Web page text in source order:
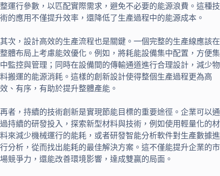
整運行參數，以匹配實際需求，避免不必要的能源浪費。這種技
術的應用不僅提升效率，還降低了生產過程中的能源成本。
其次，設計高效的生產流程也是關鍵。一個完整的生產線應該在
整體布局上考慮能效優化。例如，將耗能設備集中配置，方便集
中監控與管理；同時在設備間的傳輸通道進行合理設計，減少物
料搬運的能源消耗。這樣的創新設計使得整個生產過程更為高
效、有序，有助於提升整體產能。
再者，持續的技術創新是實現節能目標的重要途徑。企業可以通
過持續的研發投入，探索新型材料與技術，例如使用輕量化的材
料來減少機械運行的能耗，或者研發智能分析軟件對生產數據進
行分析，從而找出能耗的最佳解決方案。這不僅能提升企業的市
場競爭力，還能改善環境影響，達成雙贏的局面。